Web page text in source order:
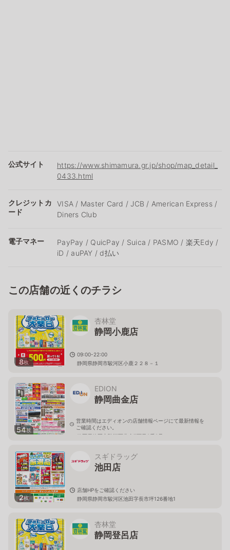
公式サイト
https://www.shimamura.gr.jp/shop/map_detail_
0433.html
クレジットカ
ード
VISA / Master Card / JCB / American Express /
Diners Club
電子マネー
PayPay / QuicPay / Suica / PASMO / 楽天Edy /
iD / auPAY / d払い
この店舗の近くのチラシ
8枚
杏林堂
静岡小鹿店
09:00-22:00
静岡県静岡市駿河区小鹿２２８－１
54枚
EDION
静岡曲金店
営業時間はエディオンの店舗情報ページにて最新情報を
ご確認ください。
静岡県静岡市駿河区曲金7丁目8番8号
2枚
スギドラッグ
池田店
店舗HPをご確認ください
静岡県静岡市駿河区池田字長市坪126番地1
杏林堂
静岡登呂店